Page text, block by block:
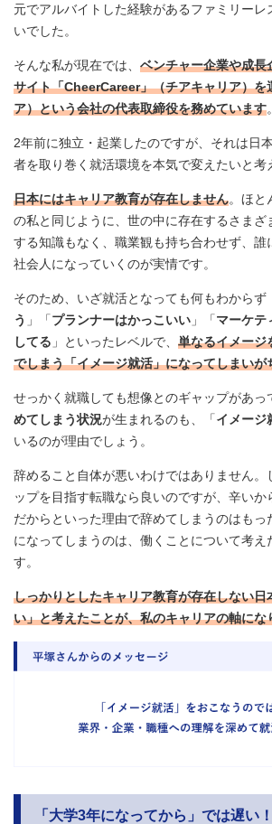
元でアルバイトした経験があるファミリーレ
いでした。
そんな私が現在では、 ベンチャー企業や成長
サイト「CheerCareer」（チアキャリア）を
ア）という会社の代表取締役を務めています。
2年前に独立・起業したのですが、それは日
者を取り巻く就活環境を本気で変えたいと考
日本にはキャリア教育が存在しません。ほと
の私と同じように、世の中に存在するさまざ
する知識もなく、職業観も持ち合わせず、誰
社会人になっていくのが実情です。
そのため、いざ就活となっても何もわからず
う 」「プランナーはかっこいい 」「マーケテ
してる 」といったレベルで、 単なるイメージ
でしまう「イメージ就活」になってしまいが
せっかく就職しても想像とのギャップがあっ
めてしまう状況が生まれるのも、「イメージ
いるのが理由でしょう。
辞めること自体が悪いわけではありません。
ップを目指す転職なら良いのですが、辛いか
だからといった理由で辞めてしまうのはもっ
になってしまうのは、働くことについて考え
す。
しっかりとしたキャリア教育が存在しない日
い」と考えたことが、私のキャリアの軸にな
「大学3年になってから」では遅い